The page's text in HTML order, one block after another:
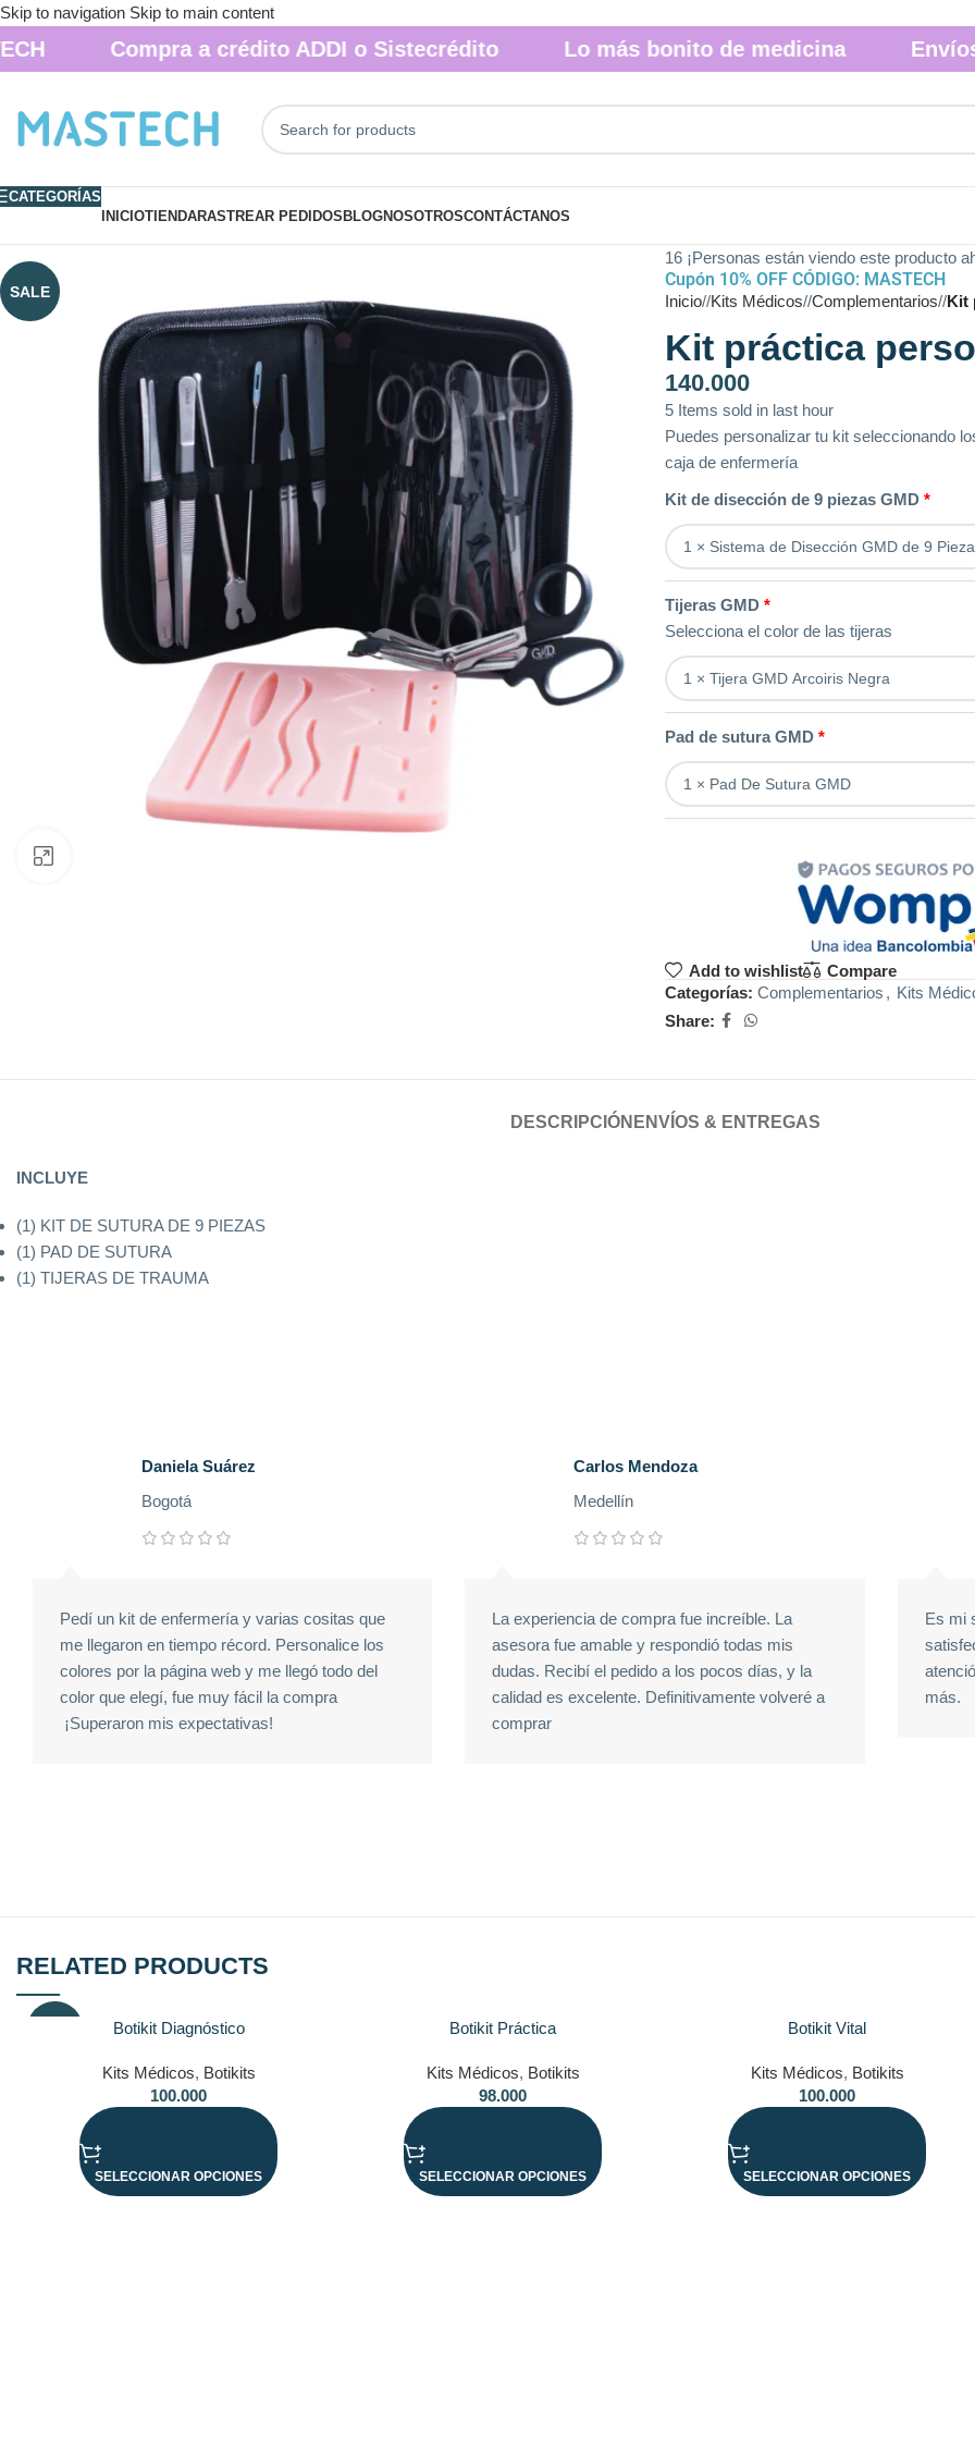
Skip to navigation Skip to main content
Compra a crédito ADDI o Sistecrédito Lo más bonito de medicina Envíos a
CATEGORÍAS
INICIOTIENDARASTREAR PEDIDOSBLOGNOSOTROSCONTÁCTANOS
SALE
16 ¡Personas están viendo este producto
Cupón 10% OFF CÓDIGO: MASTECH
Inicio/ Kits Médicos/ Complementarios/ Kit
Kit práctica
140.000
5 Items sold in last hour
Puedes personalizar tu kit seleccionando
caja de enfermería
Kit de disección de 9 piezas GMD
Tijeras GMD
Selecciona el color de las tijeras
Pad de sutura GMD
Add to wishlist
Compare
Categorías: Complementarios , Kits
Share:
DESCRIPCIÓN ENVÍOS & ENTREGAS
INCLUYE
(1) KIT DE SUTURA DE 9 PIEZAS
(1) PAD DE SUTURA
(1) TIJERAS DE TRAUMA
Daniela Suárez
Bogotá
Pedí un kit de enfermería y varias cositas que
me llegaron en tiempo récord. Personalice los
colores por la página web y me llegó todo del
color que elegí, fue muy fácil la compra
¡Superaron mis expectativas!
Carlos Mendoza
Medellín
La experiencia de compra fue increíble. La
asesora fue amable y respondió todas mis
dudas. Recibí el pedido a los pocos días, y la
calidad es excelente. Definitivamente volveré a
comprar
Es mi
más.
RELATED PRODUCTS
Botikit Diagnóstico
Kits Médicos, Botikits
100.000
SELECCIONAR OPCIONES
Botikit Práctica
Kits Médicos, Botikits
98.000
SELECCIONAR OPCIONES
Botikit Vital
Kits Médicos, Botikits
100.000
SELECCIONAR OPCIONES